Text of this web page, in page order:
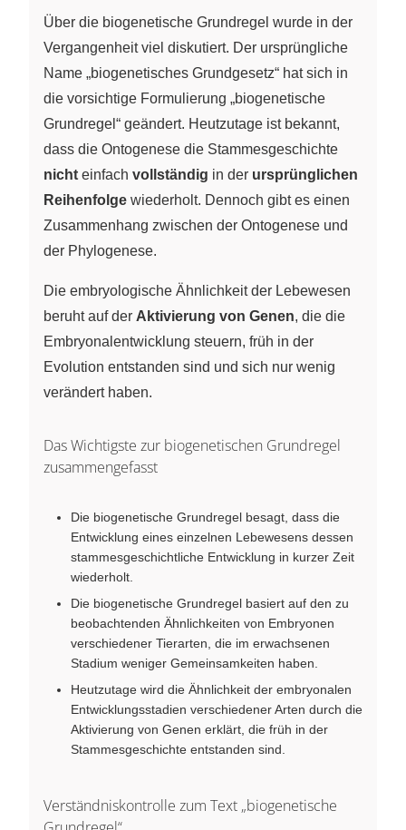
Über die biogenetische Grundregel wurde in der
Vergangenheit viel diskutiert. Der ursprüngliche
Name „biogenetisches Grundgesetz“ hat sich in
die vorsichtige Formulierung „biogenetische
Grundregel“ geändert. Heutzutage ist bekannt,
dass die Ontogenese die Stammesgeschichte
nicht einfach vollständig in der ursprünglichen
Reihenfolge wiederholt. Dennoch gibt es einen
Zusammenhang zwischen der Ontogenese und
der Phylogenese.
Die embryologische Ähnlichkeit der Lebewesen
beruht auf der Aktivierung von Genen, die die
Embryonalentwicklung steuern, früh in der
Evolution entstanden sind und sich nur wenig
verändert haben.
Das Wichtigste zur biogenetischen Grundregel
zusammengefasst
Die biogenetische Grundregel besagt, dass die
Entwicklung eines einzelnen Lebewesens dessen
stammesgeschichtliche Entwicklung in kurzer Zeit
wiederholt.
Die biogenetische Grundregel basiert auf den zu
beobachtenden Ähnlichkeiten von Embryonen
verschiedener Tierarten, die im erwachsenen
Stadium weniger Gemeinsamkeiten haben.
Heutzutage wird die Ähnlichkeit der embryonalen
Entwicklungsstadien verschiedener Arten durch die
Aktivierung von Genen erklärt, die früh in der
Stammesgeschichte entstanden sind.
Verständniskontrolle zum Text „biogenetische